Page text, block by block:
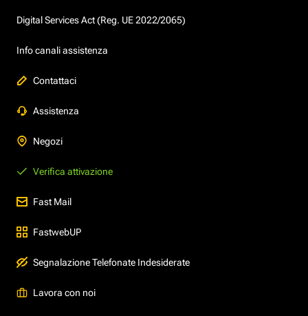
Digital Services Act (Reg. UE 2022/2065)
Info canali assistenza
Contattaci
Assistenza
Negozi
Verifica attivazione
Fast Mail
FastwebUP
Segnalazione Telefonate Indesiderate
Lavora con noi